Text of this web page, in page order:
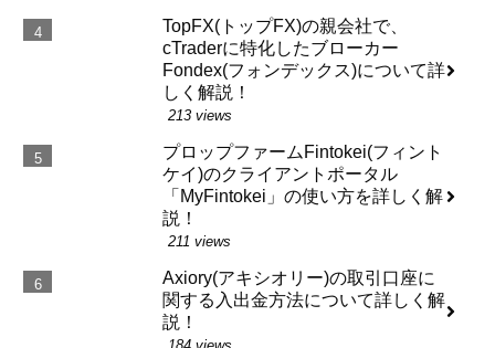
TopFX(トップFX)の親会社で、
cTraderに特化したブローカー
Fondex(フォンデックス)について詳
しく解説！
213 views
プロップファームFintokei(フィント
ケイ)のクライアントポータル
「MyFintokei」の使い方を詳しく解
説！
211 views
Axiory(アキシオリー)の取引口座に
関する入出金方法について詳しく解
説！